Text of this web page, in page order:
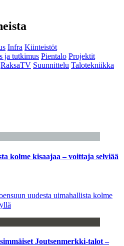
Infra Kiinteistöt
ja tutkimus Pientalo Projektit
RaksaTV Suunnittelu Talotekniikka
kolme kisaajaa – voittaja selviää
uudesta uimahallista kolme
Joutsenmerkki-talot –